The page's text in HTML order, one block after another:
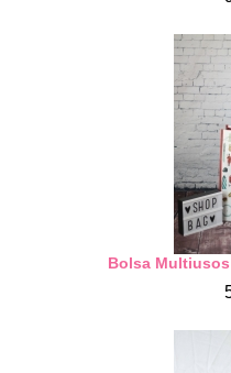
Bolsa